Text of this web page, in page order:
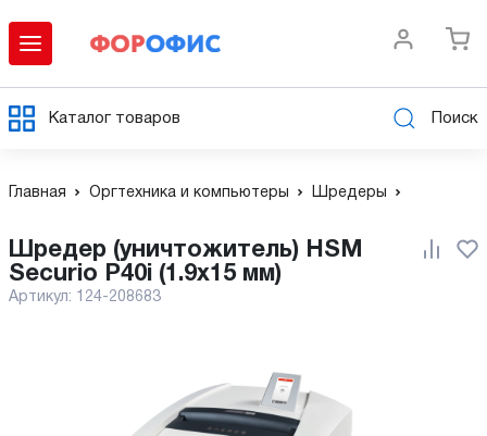
Каталог товаров Поиск
Главная Оргтехника и компьютеры Шредеры
Шредер (уничтожитель) HSM
Securio P40i (1.9х15 мм)
Артикул: 124-208683